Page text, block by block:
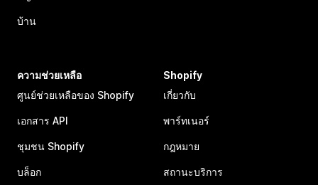
บ้าน
ความช่วยเหลือ
ศูนย์ช่วยเหลือของ Shopify
เอกสาร API
ชุมชน Shopify
บล็อก
Shopify
เกี่ยวกับ
พาร์ทเนอร์
กฎหมาย
สถานะบริการ